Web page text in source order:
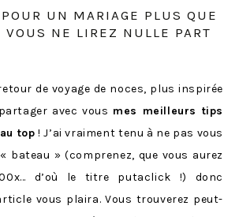
UN MARIAGE PLUS QUE
VOUS NE LIREZ NULLE PART
de voyage de noces, plus inspirée
avec vous mes meilleurs tips
top ! J’ai vraiment tenu à ne pas vous
bateau » (comprenez, que vous aurez
d’où le titre putaclick !) donc
vous plaira. Vous trouverez peut-